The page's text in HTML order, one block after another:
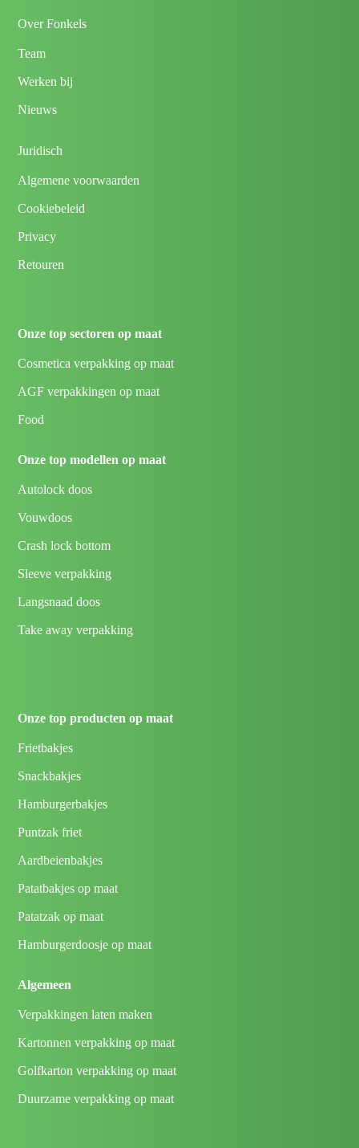
Over Fonkels
Team
Werken bij
Nieuws
Juridisch
Algemene voorwaarden
Cookiebeleid
Privacy
Retouren
Onze top sectoren op maat
Cosmetica verpakking op maat
AGF verpakkingen op maat
Food
Onze top modellen op maat
Autolock doos
Vouwdoos
Crash lock bottom
Sleeve verpakking
Langsnaad doos
Take away verpakking
Onze top producten op maat
Frietbakjes
Snackbakjes
Hamburgerbakjes
Puntzak friet
Aardbeienbakjes
Patatbakjes op maat
Patatzak op maat
Hamburgerdoosje op maat
Algemeen
Verpakkingen laten maken
Kartonnen verpakking op maat
Golfkarton verpakking op maat
Duurzame verpakking op maat